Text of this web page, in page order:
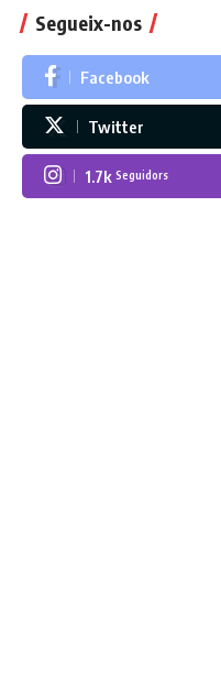
Segueix-nos
Facebook
Twitter
1.7k Seguidors